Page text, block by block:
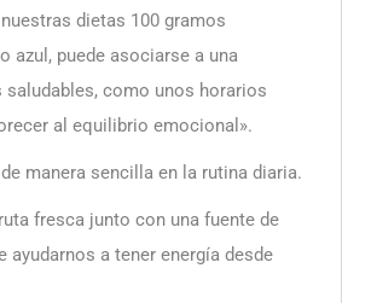
dietas 100 gramos
azul, puede asociarse a una
como unos horarios
al equilibrio emocional».
manera sencilla en la rutina diaria.
fresca junto con una fuente de
a tener energía desde